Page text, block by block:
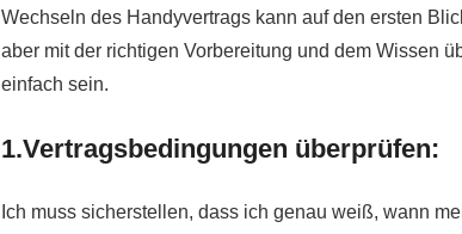
Wechseln des Handyvertrags kann auf den ersten
aber mit der richtigen Vorbereitung und dem Wissen
einfach sein.
1.Vertragsbedingungen überprüfen:
Ich muss sicherstellen, dass ich genau weiß, wann